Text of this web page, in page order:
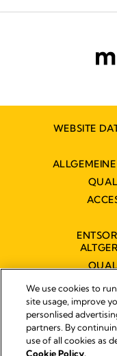
WEBSITE
We use cookies to
site usage, improve
personlised
partners. By
use of all cookies as
Cookie Policy.